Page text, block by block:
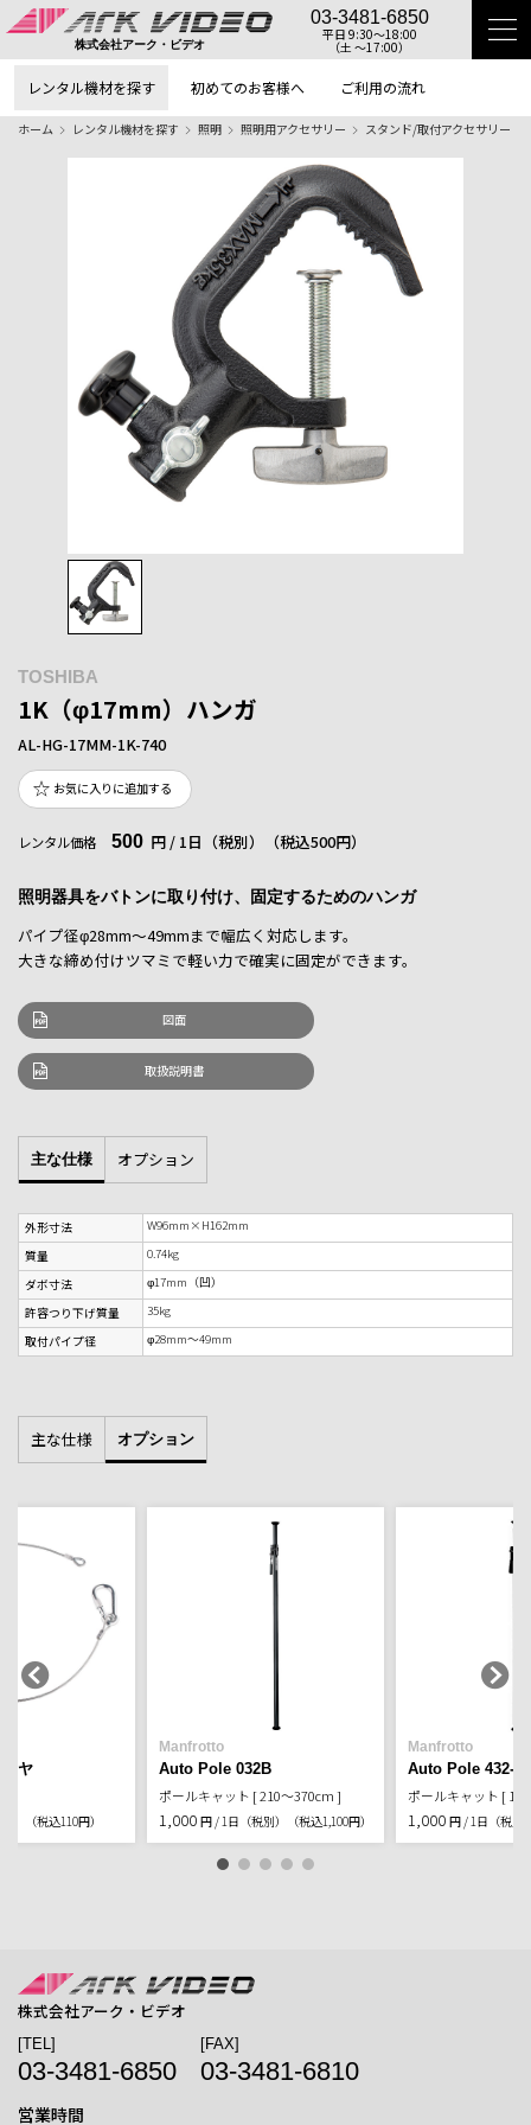
株式会社アーク・ビデオ
03-3481-6850
平日 9:30〜18:00
（土 〜17:00）
レンタル機材を探す 初めてのお客様へ ご利用の流れ
ホーム レンタル機材を探す 照明 照明用アクセサリー スタンド/取付アクセサリー
TOSHIBA
1K（φ17mm）ハンガ
AL-HG-17MM-1K-740
お気に入りに追加する
レンタル価格 500 円 / 1日（税別） （税込500円）
照明器具をバトンに取り付け、固定するためのハンガ
パイプ径φ28mm～49mmまで幅広く対応します。
大きな締め付けツマミで軽い力で確実に固定ができます。
図面
取扱説明書
主な仕様 オプション
外形寸法
W96mm×H162mm
質量
0.74kg
ダボ寸法
φ17mm（凹）
許容つり下げ質量
35kg
取付パイプ径
φ28mm～49mm
主な仕様 オプション
ヤ
（税込110円）
Manfrotto
Auto Pole 032B
ポールキャット [ 210～370cm ]
1,000 円 / 1日（税別） （税込1,100円）
Manfrotto
Auto Pole 432-2
ポールキャット [
1,000 円 / 1日（税別
株式会社アーク・ビデオ
[TEL]
03-3481-6850
[FAX]
03-3481-6810
営業時間